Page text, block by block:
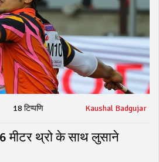
18 टिप्पणि Kaushal Badgujar
मीटर थ्रो के साथ लुसाने